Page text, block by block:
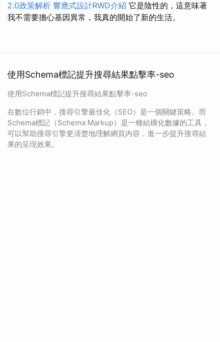
2.0政策解析 響應式設計RWD介紹 它是陰性的，這意味著
我不需要擔心基因異常，我真的開始了新的生活。
使用Schema標記提升搜尋結果點擊率-seo
使用Schema標記提升搜尋結果點擊率-seo
在數位行銷中，搜尋引擎最佳化（SEO）是一個關鍵策略。而
Schema標記（Schema Markup）是一種結構化數據的工具，
可以幫助搜尋引擎更清楚地理解網頁內容，進一步提升搜尋結
果的呈現效果。